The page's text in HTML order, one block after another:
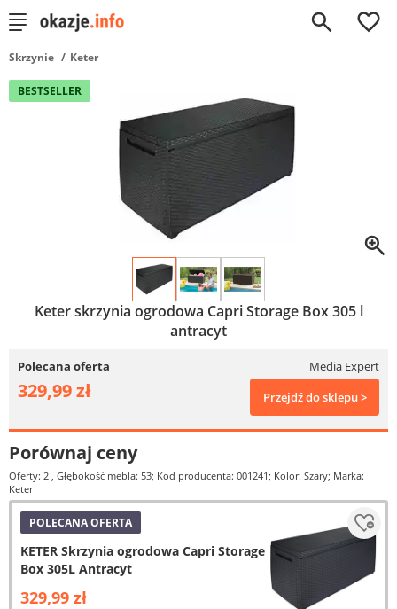
0
Skrzynie Keter
BESTSELLER
Keter skrzynia ogrodowa Capri Storage Box 305 l
antracyt
Polecana oferta Media Expert
329,99 zł Przejdź do sklepu >
Porównaj ceny
Oferty: 2 , Głębokość mebla: 53; Kod producenta: 001241; Kolor: Szary; Marka:
Keter
POLECANA OFERTA
KETER Skrzynia ogrodowa Capri Storage
Box 305L Antracyt
329,99 zł